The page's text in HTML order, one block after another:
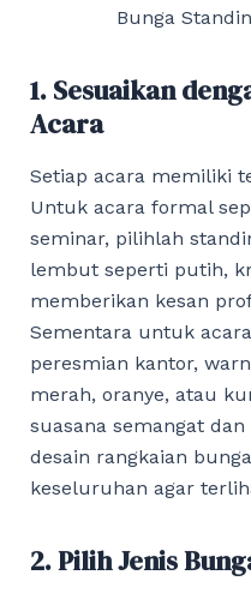
Bunga
1. Sesuaikan
Acara
Setiap acara memiliki
Untuk acara formal
seminar, pilihlah
lembut seperti putih,
memberikan kesan
Sementara untuk
peresmian kantor,
merah, oranye, atau
suasana semangat
desain rangkaian
keseluruhan agar
2. Pilih Jenis